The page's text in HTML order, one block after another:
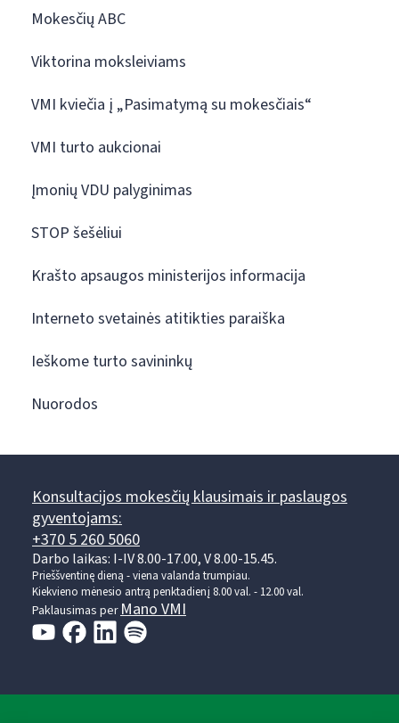
Mokesčių ABC
Viktorina moksleiviams
VMI kviečia į „Pasimatymą su mokesčiais“
VMI turto aukcionai
Įmonių VDU palyginimas
STOP šešėliui
Krašto apsaugos ministerijos informacija
Interneto svetainės atitikties paraiška
Ieškome turto savininkų
Nuorodos
Konsultacijos mokesčių klausimais ir paslaugos
gyventojams:
+370 5 260 5060
Darbo laikas: I-IV 8.00-17.00, V 8.00-15.45.
Prieššventinę dieną - viena valanda trumpiau.
Kiekvieno mėnesio antrą penktadienį 8.00 val. - 12.00 val.
Paklausimas per Mano VMI